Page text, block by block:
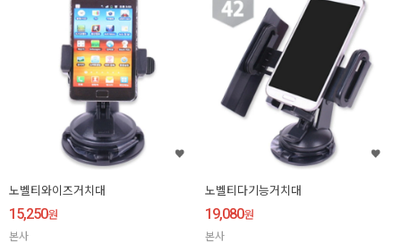
노벨티와이즈거치대
15,250원
본사
노벨티다기능거치대
19,080원
본사